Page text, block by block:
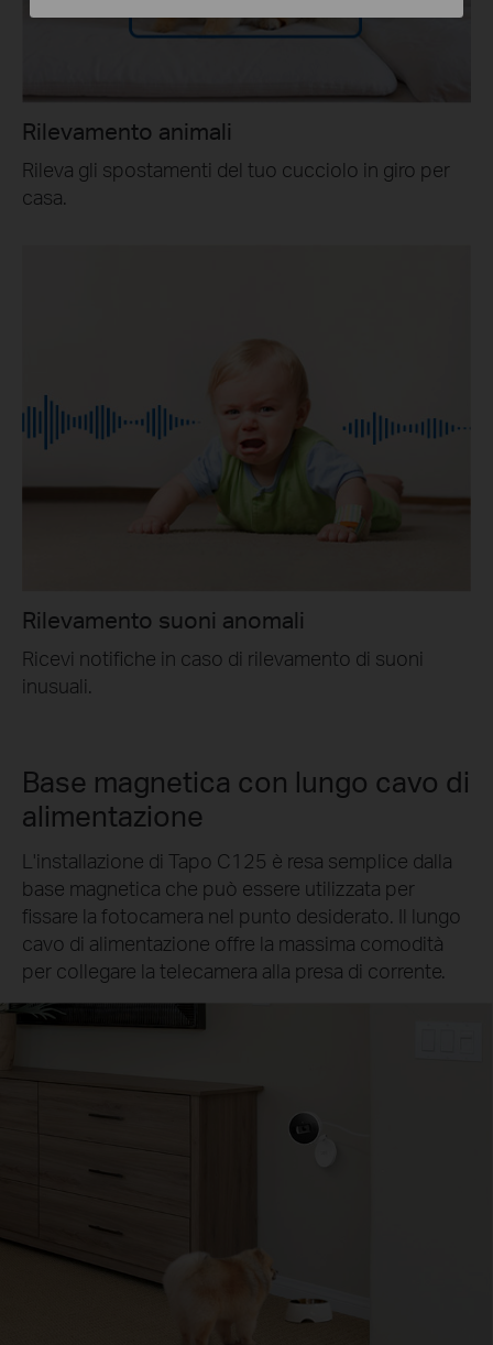
Rilevamento animali
Rileva gli spostamenti del tuo cucciolo in giro per
casa.
Rilevamento suoni anomali
Ricevi notifiche in caso di rilevamento di suoni
inusuali.
Base magnetica con lungo cavo di
alimentazione
L'installazione di Tapo C125 è resa semplice dalla
base magnetica che può essere utilizzata per
fissare la fotocamera nel punto desiderato. Il lungo
cavo di alimentazione offre la massima comodità
per collegare la telecamera alla presa di corrente.